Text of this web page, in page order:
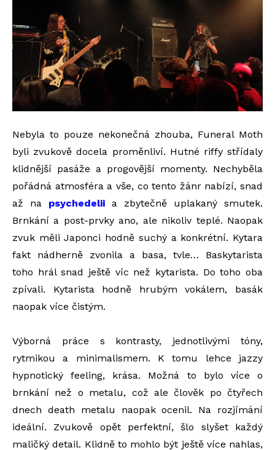
Nebyla to pouze nekonečná zhouba, Funeral Moth
byli zvukově docela proměnliví. Hutné riffy střídaly
klidnější pasáže a progovější momenty. Nechyběla
pořádná atmosféra a vše, co tento žánr nabízí, snad
až na psychedelii a zbytečně uplakaný smutek.
Brnkání a post-prvky ano, ale nikoliv teplé. Naopak
zvuk měli Japonci hodně suchý a konkrétní. Kytara
fakt nádherně zvonila a basa, tvle… Baskytarista
toho hrál snad ještě víc než kytarista. Do toho oba
zpívali. Kytarista hodně hrubým vokálem, basák
naopak více čistým.
Výborná práce s kontrasty, jednotlivými tóny,
rytmikou a minimalismem. K tomu lehce jazzy
hypnotický feeling, krása. Možná to bylo více o
brnkání než o metalu, což ale člověk po čtyřech
dnech death metalu naopak ocenil. Na rozjímání
ideální. Zvukově opět perfektní, šlo slyšet každý
maličký detail. Klidně to mohlo být ještě více nahlas,